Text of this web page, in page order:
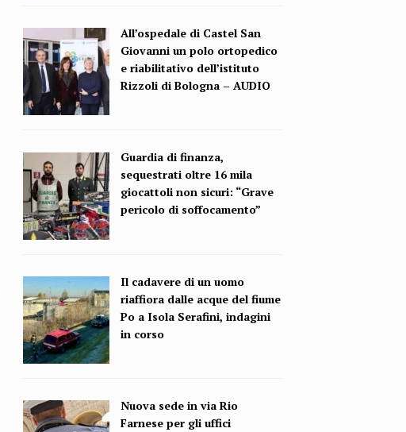
All’ospedale di Castel San
Giovanni un polo ortopedico
e riabilitativo dell’istituto
Rizzoli di Bologna – AUDIO
Guardia di finanza,
sequestrati oltre 16 mila
giocattoli non sicuri: “Grave
pericolo di soffocamento”
Il cadavere di un uomo
riaffiora dalle acque del fiume
Po a Isola Serafini, indagini
in corso
Nuova sede in via Rio
Farnese per gli uffici